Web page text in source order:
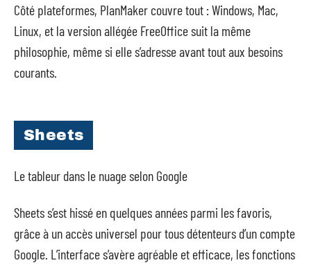
Côté plateformes, PlanMaker couvre tout : Windows, Mac,
Linux, et la version allégée FreeOffice suit la même
philosophie, même si elle s’adresse avant tout aux besoins
courants.
Sheets
Le tableur dans le nuage selon Google
Sheets s’est hissé en quelques années parmi les favoris,
grâce à un accès universel pour tous détenteurs d’un compte
Google. L’interface s’avère agréable et efficace, les fonctions